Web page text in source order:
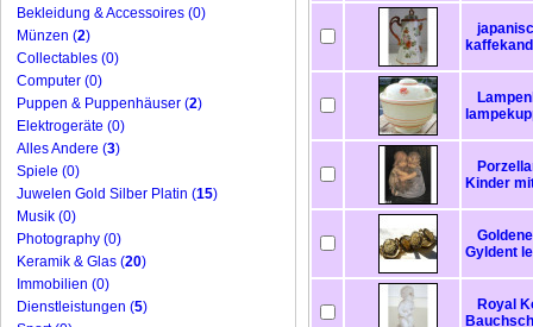
Bekleidung & Accessoires (0)
Münzen (2)
Collectables (0)
Computer (0)
Puppen & Puppenhäuser (2)
Elektrogeräte (0)
Alles Andere (3)
Spiele (0)
Juwelen Gold Silber Platin (15)
Musik (0)
Photography (0)
Keramik & Glas (20)
Immobilien (0)
Dienstleistungen (5)
Kinder
Gyldent
Royal